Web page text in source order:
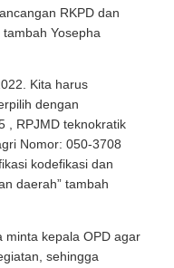
RKPD dan
Yosepha
Kita harus
dengan
, RPJMD teknokratik
Nomor: 050-3708
kodefikasi dan
daerah” tambah
minta kepala OPD agar
sehingga